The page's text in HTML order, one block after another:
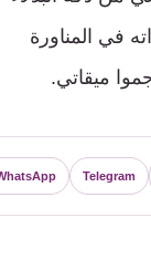
في المناورة
ميقاتي.
Telegram